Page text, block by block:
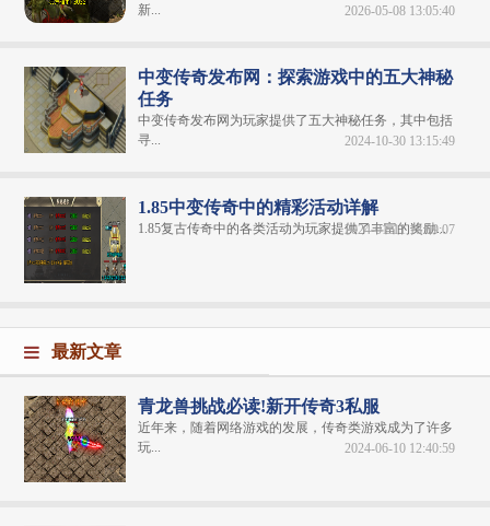
新...
2026-05-08 13:05:40
中变传奇发布网：探索游戏中的五大神秘
任务
中变传奇发布网为玩家提供了五大神秘任务，其中包括
寻...
2024-10-30 13:15:49
1.85中变传奇中的精彩活动详解
1.85复古传奇中的各类活动为玩家提供了丰富的奖励...
2024-01-11 18:09:07
最新文章
青龙兽挑战必读!新开传奇3私服
近年来，随着网络游戏的发展，传奇类游戏成为了许多
玩...
2024-06-10 12:40:59